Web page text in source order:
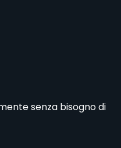
senza bisogno di